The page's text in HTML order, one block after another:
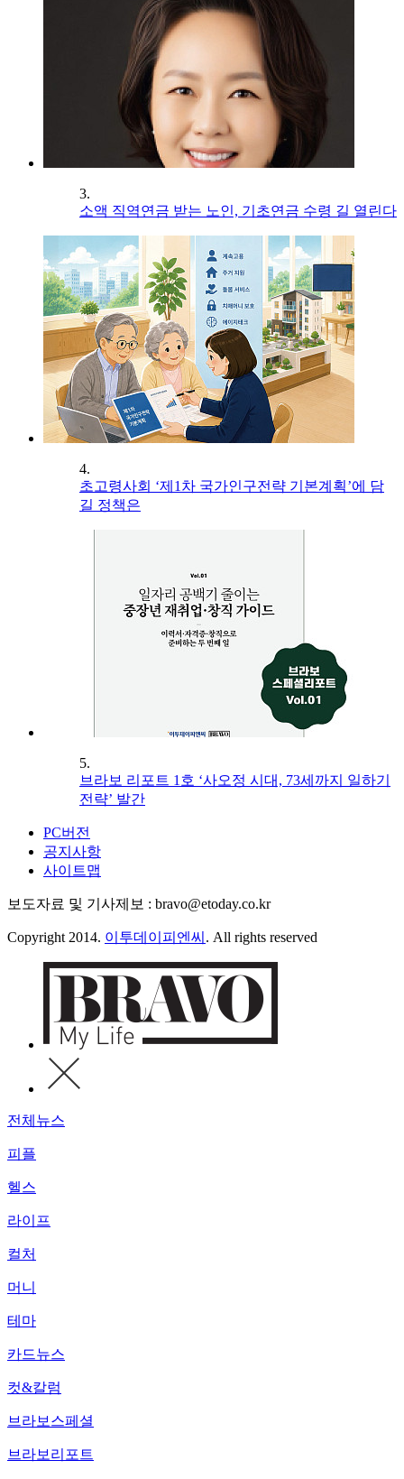
3.
소액 직역연금 받는 노인, 기초연금 수령 길 열린다
4.
초고령사회 ‘제1차 국가인구전략 기본계획’에 담
길 정책은
5.
브라보 리포트 1호 ‘사오정 시대, 73세까지 일하기
전략’ 발간
PC버전
공지사항
사이트맵
보도자료 및 기사제보 : bravo@etoday.co.kr
Copyright 2014. 이투데이피엔씨 . All rights reserved
전체뉴스
피플
헬스
라이프
컬처
머니
테마
카드뉴스
컷&칼럼
브라보스페셜
브라보리포트